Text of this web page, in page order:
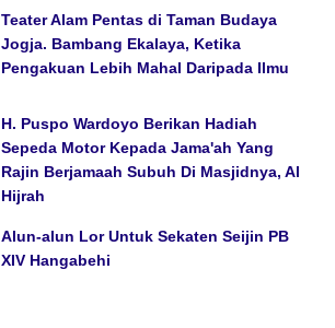
Teater Alam Pentas di Taman Budaya
Jogja. Bambang Ekalaya, Ketika
Pengakuan Lebih Mahal Daripada Ilmu
H. Puspo Wardoyo Berikan Hadiah
Sepeda Motor Kepada Jama'ah Yang
Rajin Berjamaah Subuh Di Masjidnya, Al
Hijrah
Alun-alun Lor Untuk Sekaten Seijin PB
XIV Hangabehi